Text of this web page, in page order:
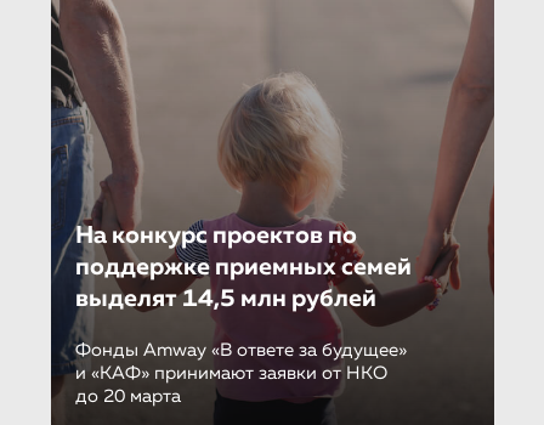
На конкурс проектов по
поддержке приемных семей
выделят 14,5 млн рублей
Фонды Amway «В ответе за будущее»
и «КАФ» принимают заявки от НКО
до 20 марта